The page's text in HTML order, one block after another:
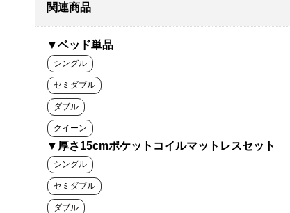
関連商品
▼ベッド単品
シングル
セミダブル
ダブル
クイーン
▼厚さ15cmポケットコイルマットレスセット
シングル
セミダブル
ダブル